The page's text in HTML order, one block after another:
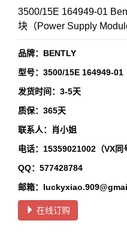
3500/15E 164949-01
块（Power Supply
品牌：BENTLY
型号：3500/15E 164949-01
发货时间：3-5天
质保：365天
联系人：肖小姐
电话：15359021002（VX同
QQ：577428784
邮箱：
在线订购